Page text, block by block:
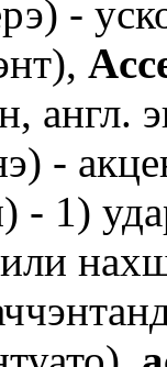
-
англ.
-
- 1)